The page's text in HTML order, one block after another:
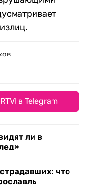
в Telegram
ли в
что